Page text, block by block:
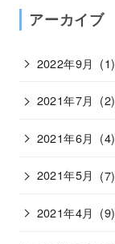
アーカイブ
2022年9月 (1)
2021年7月 (2)
2021年6月 (4)
2021年5月 (7)
2021年4月 (9)